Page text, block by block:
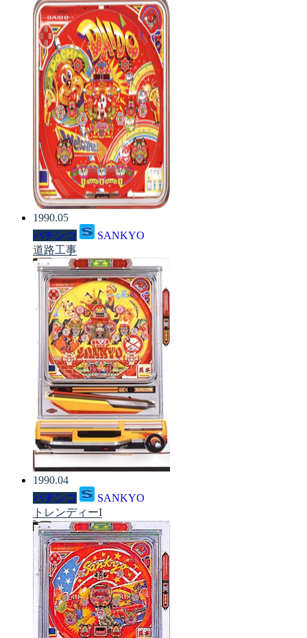
1990.05
パチンコ
SANKYO
道路工事
1990.04
パチンコ
SANKYO
トレンディーI